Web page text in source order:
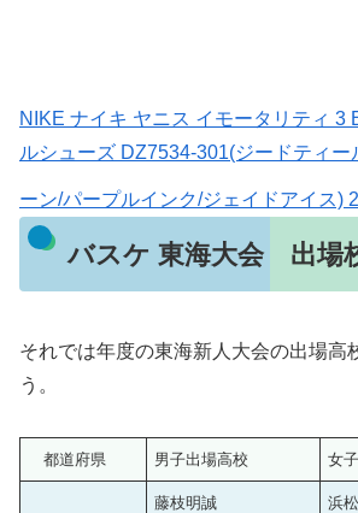
NIKE ナイキ ヤニス イモータリティ 3
ルシューズ DZ7534-301(ジードティー
ーン/パープルインク/ジェイドアイス)
バスケ 東海大会 出場
それでは年度の東海新人大会の出場高
う。
都道府県 男子出場高校 女
藤枝明誠
浜